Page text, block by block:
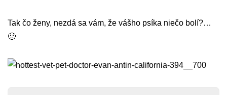
Tak čo ženy, nezdá sa vám, že vášho psíka niečo bolí?…
🙂